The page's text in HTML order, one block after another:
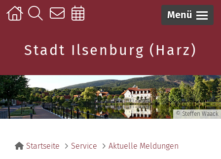
Menü
Stadt Ilsenburg (Harz)
© Steffen Waack
Startseite Service Aktuelle Meldungen